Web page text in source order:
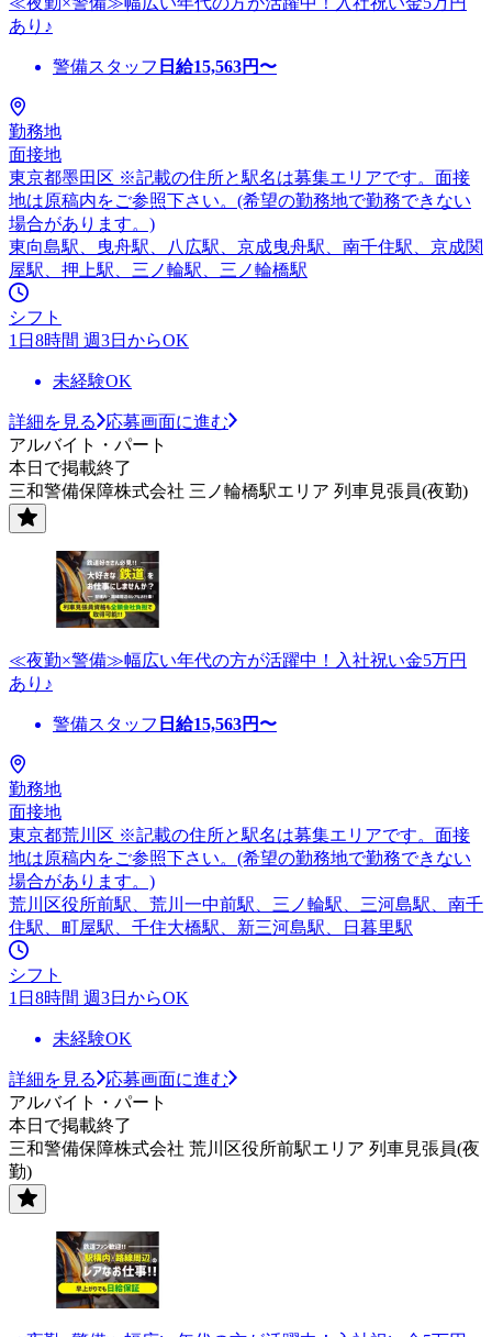
あり♪
警備スタッフ 日給15,563円〜
勤務地
面接地
東京都墨田区 ※記載の住所と駅名は募集エリアです。面接
地は原稿内をご参照下さい。(希望の勤務地で勤務できない
場合があります。)
東向島駅、曳舟駅、八広駅、京成曳舟駅、南千住駅、京成関
屋駅、押上駅、三ノ輪駅、三ノ輪橋駅
シフト
1日8時間 週3日からOK
未経験OK
詳細を見る
応募画面に進む
アルバイト・パート
本日で掲載終了
三和警備保障株式会社 三ノ輪橋駅エリア 列車見張員(夜勤)
≪夜勤×警備≫幅広い年代の方が活躍中！入社祝い金5万円
あり♪
警備スタッフ 日給15,563円〜
勤務地
面接地
東京都荒川区 ※記載の住所と駅名は募集エリアです。面接
地は原稿内をご参照下さい。(希望の勤務地で勤務できない
場合があります。)
荒川区役所前駅、荒川一中前駅、三ノ輪駅、三河島駅、南千
住駅、町屋駅、千住大橋駅、新三河島駅、日暮里駅
シフト
1日8時間 週3日からOK
未経験OK
詳細を見る
応募画面に進む
アルバイト・パート
本日で掲載終了
三和警備保障株式会社 荒川区役所前駅エリア 列車見張員(夜
勤)